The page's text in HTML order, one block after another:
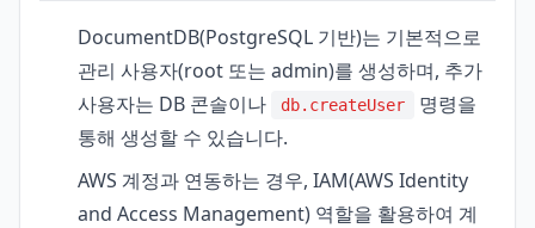
DocumentDB(PostgreSQL 기반)는 기본적으로
관리 사용자(root 또는 admin)를 생성하며, 추가
사용자는 DB 콘솔이나
db.createUser
명령을
통해 생성할 수 있습니다.
AWS 계정과 연동하는 경우, IAM(AWS Identity
and Access Management) 역할을 활용하여 계